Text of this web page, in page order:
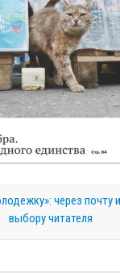
через почту
выбору читателя